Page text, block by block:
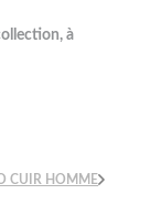
à
CUIR HOMME